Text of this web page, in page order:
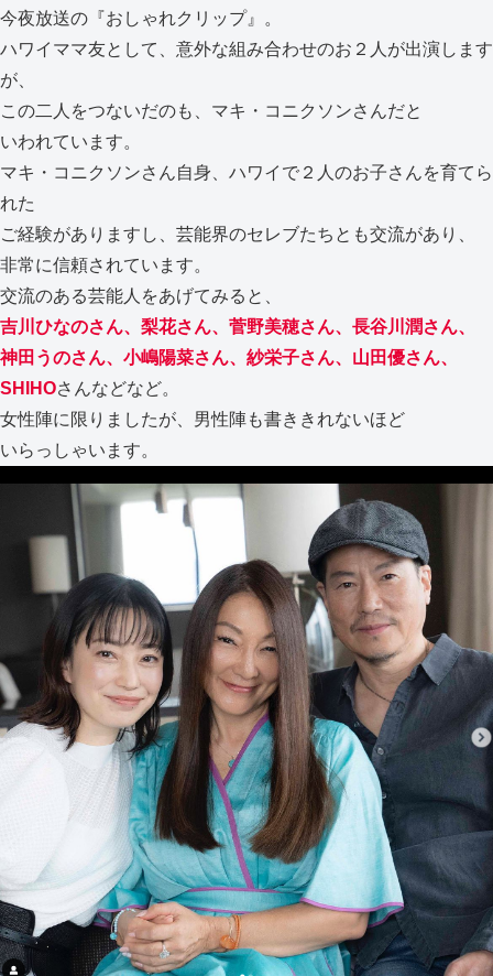
今夜放送の『おしゃれクリップ』。
ハワイママ友として、意外な組み合わせのお２人が出演します
が、
この二人をつないだのも、マキ・コニクソンさんだと
いわれています。
マキ・コニクソンさん自身、ハワイで２人のお子さんを育てら
れた
ご経験がありますし、芸能界のセレブたちとも交流があり、
非常に信頼されています。
交流のある芸能人をあげてみると、
吉川ひなのさん、梨花さん、菅野美穂さん、長谷川潤さん、
神田うのさん、小嶋陽菜さん、紗栄子さん、山田優さん、
SHIHOさんなどなど。
女性陣に限りましたが、男性陣も書ききれないほど
いらっしゃいます。